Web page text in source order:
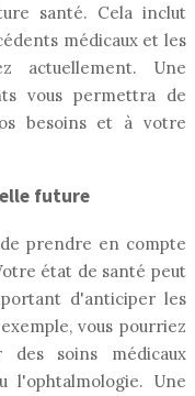
santé. Cela inclut
médicaux et les
actuellement. Une
vous permettra de
besoins et à votre
future
prendre en compte
état de santé peut
d'anticiper les
vous pourriez
soins médicaux
l'ophtalmologie. Une